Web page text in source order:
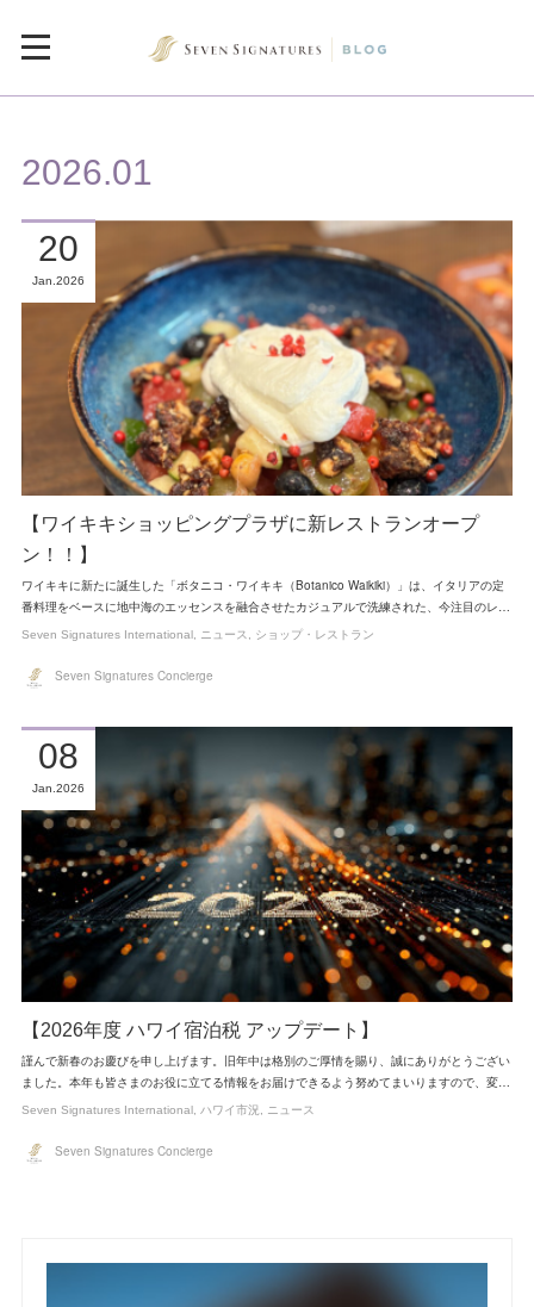
2026.01
【ワイキキショッピングプラザに新レストランオープ
ン！！】
ワイキキに新たに誕生した「ボタニコ・ワイキキ（Botanico Waikiki）」は、イタリアの定
番料理をベースに地中海のエッセンスを融合させたカジュアルで洗練された、今注目のレ…
20
Jan 2026
Seven Signatures International ニュース ショップ・レストラン
Seven Signatures Concierge
【2026年度 ハワイ宿泊税 アップデート】
謹んで新春のお慶びを申し上げます。旧年中は格別のご厚情を賜り、誠にありがとうござい
ました。本年も皆さまのお役に立てる情報をお届けできるよう努めてまいりますので、変…
08
Jan 2026
Seven Signatures International ハワイ市況 ニュース
Seven Signatures Concierge